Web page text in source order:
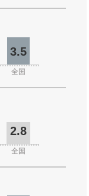
3.5
全国
2.8
全国